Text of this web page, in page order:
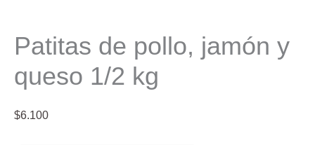
Patitas de pollo, jamón y
queso 1/2 kg
$6.100